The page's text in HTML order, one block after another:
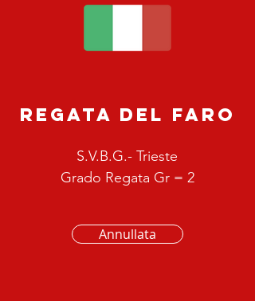
REGATA DEL FARO
S.V.B.G.- Trieste
Grado Regata Gr = 2
Annullata